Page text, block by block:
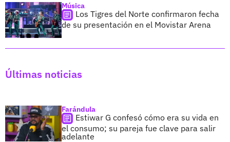
Música
Los Tigres del Norte confirmaron fecha
de su presentación en el Movistar Arena
Últimas noticias
Farándula
Estiwar G confesó cómo era su vida en
el consumo; su pareja fue clave para salir
adelante